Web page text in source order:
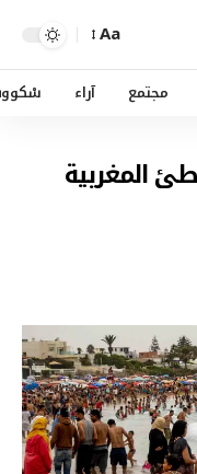
Aa
مجتمع آراء
المغربية